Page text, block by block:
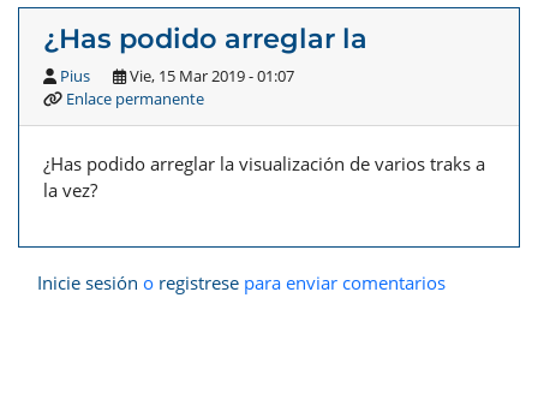
¿Has podido arreglar la
Pius
Vie, 15 Mar 2019 - 01:07
Enlace permanente
¿Has podido arreglar la visualización de varios traks a
la vez?
Inicie sesión o registrese para enviar comentarios